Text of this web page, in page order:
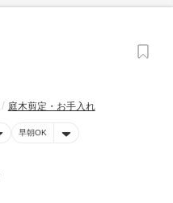
庭木剪定・お手入れ
早朝OK